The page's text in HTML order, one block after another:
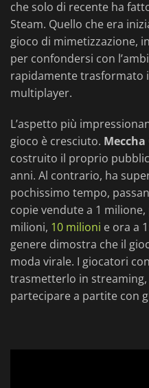
che solo di recente ha
Steam. Quello che era
gioco di mimetizzazione,
per confondersi con
rapidamente trasformato
multiplayer.
L’aspetto più
gioco è cresciuto.
costruito il proprio
anni. Al contrario, ha
pochissimo tempo,
copie vendute a 1
milioni, 10 milioni e ora a
genere dimostra che il
moda virale. I giocatori
trasmetterlo in streaming,
partecipare a partite con